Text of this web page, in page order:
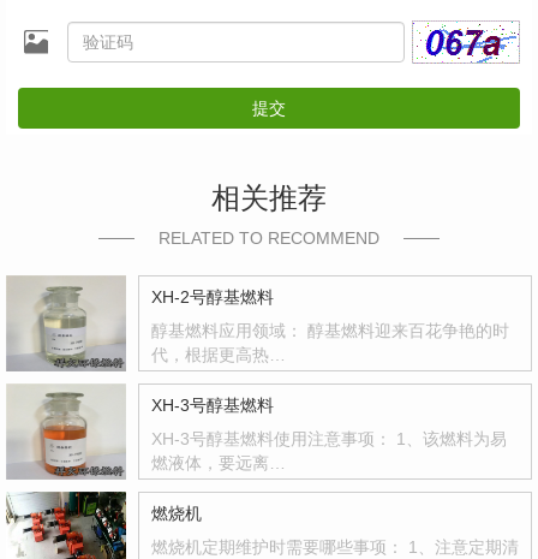
提交
相关推荐
RELATED TO RECOMMEND
XH-2号醇基燃料
醇基燃料应用领域： 醇基燃料迎来百花争艳的时
代，根据更高热…
XH-3号醇基燃料
XH-3号醇基燃料使用注意事项： 1、该燃料为易
燃液体，要远离…
燃烧机
燃烧机定期维护时需要哪些事项： 1、注意定期清